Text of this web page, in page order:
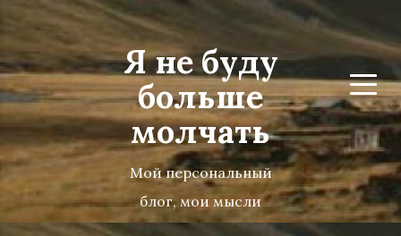
Я не буду
больше
молчать
Мой персональный
блог, мои мысли
Menu